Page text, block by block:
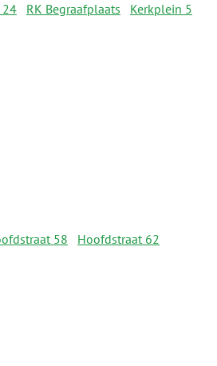
24
RK Begraafplaats
Kerkplein 5
58
Hoofdstraat 62